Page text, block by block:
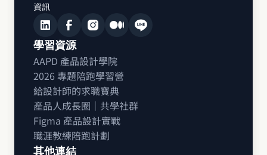
資訊
學習資源
AAPD 產品設計學院
2026 專題陪跑學習營
給設計師的求職寶典
產品人成長圈｜共學社群
Figma 產品設計實戰
職涯教練陪跑計劃
其他連結